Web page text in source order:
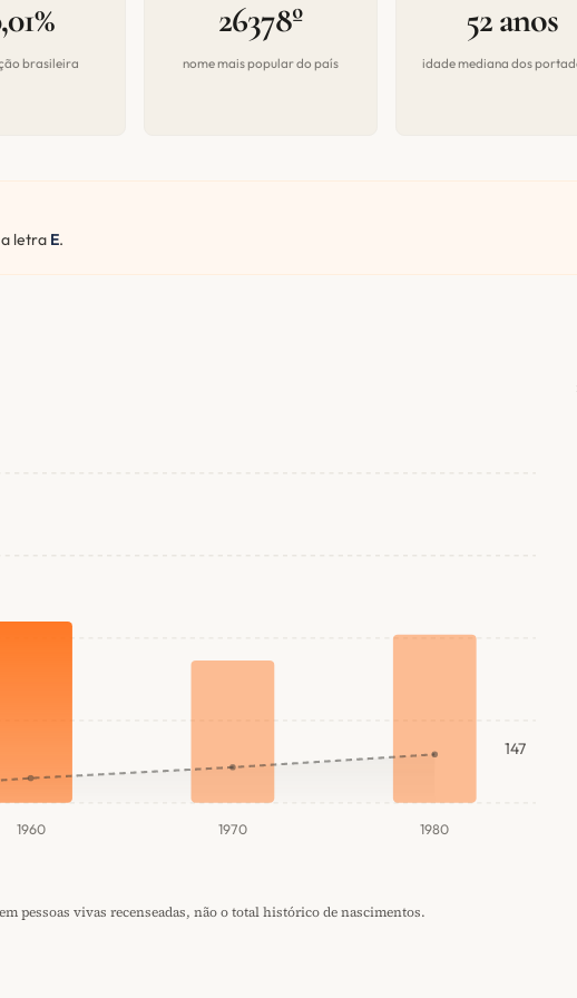
brasileira
26378º
nome mais popular do país
52 anos
idade mediana dos
letra E.
1960 1970 1980
147
pessoas vivas recenseadas, não o total histórico de nascimentos.